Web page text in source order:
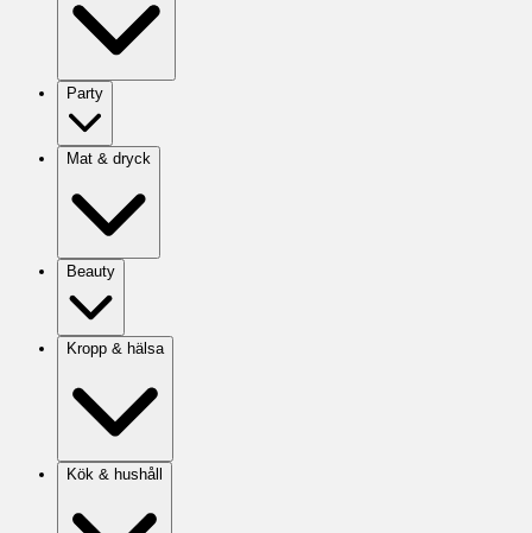
Party
Mat & dryck
Beauty
Kropp & hälsa
Kök & hushåll